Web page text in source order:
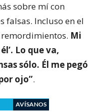
sobre mí con
falsas. Incluso en el
Mi
Lo que va,
sólo. Él me pegó
ojo”.
AVÍSANOS